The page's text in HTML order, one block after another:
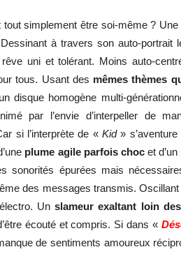
tout simplement être soi-même ?
à travers son auto-portrait
uni et tolérant. Moins auto-
tous. Usant des mêmes thèmes
disque homogène multi-
par l’envie d’interpeller de
si l’interprète de « Kid» s’aventure
plume agile parfois chocet d’un
sonorités épurées mais
des messages transmis. Oscillant
Unslameur exaltant loin
écouté et compris. Si dans «
de sentiments amoureux